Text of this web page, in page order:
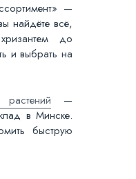
—
найдёте всё,
до
и выбрать на
—
в Минске.
быструю